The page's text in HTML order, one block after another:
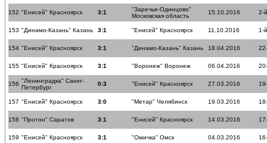
152 "Енисей" Красноярск 3:1
"Заречье-Одинцово"
Московская область
15.10.2016 2-
153 "Динамо-Казань" Казань 3:1 "Енисей" Красноярск 11.10.2016 1-
154 "Енисей" Красноярск 3:1 "Динамо-Казань" Казань 18.04.2016
155 "Енисей" Красноярск 3:1 "Воронеж" Воронеж 06.04.2016
156 "Ленинградка" Санкт-
Петербург
0:3 "Енисей" Красноярск 27.03.2016
157 "Енисей" Красноярск 3:0 "Метар" Челябинск 19.03.2016
158 "Протон" Саратов 3:1 "Енисей" Красноярск 14.03.2016
159 "Енисей" Красноярск 3:1 "Омичка" Омск 04.03.2016